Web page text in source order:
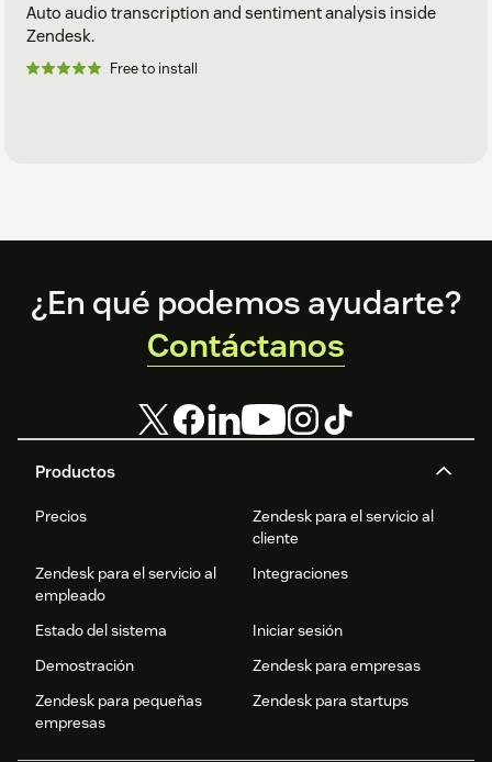
Auto audio transcription and sentiment analysis inside
Zendesk.
Free to install
Footer
Productos
Precios
Zendesk para el servicio al
cliente
Zendesk para el servicio al
empleado
Integraciones
Estado del sistema
Iniciar sesión
Demostración
Zendesk para empresas
Zendesk para pequeñas
empresas
Zendesk para startups
¿En qué podemos ayudarte?
Contáctanos